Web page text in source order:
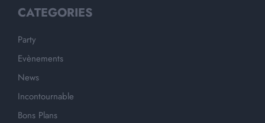
CATEGORIES
Party
Evènements
News
Incontournable
Bons Plans